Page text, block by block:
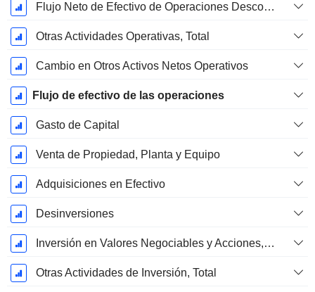
Flujo Neto de Efectivo de Operaciones Descontinuadas
Otras Actividades Operativas, Total
Cambio en Otros Activos Netos Operativos
Flujo de efectivo de las operaciones
Gasto de Capital
Venta de Propiedad, Planta y Equipo
Adquisiciones en Efectivo
Desinversiones
Inversión en Valores Negociables y Acciones, Total
Otras Actividades de Inversión, Total